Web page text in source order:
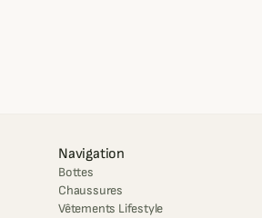
Navigation
Bottes
Chaussures
Vêtements Lifestyle